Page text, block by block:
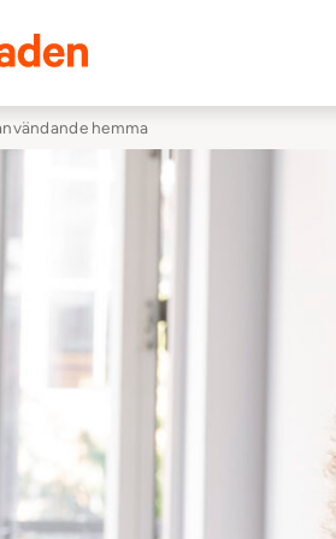
Heimstaden
hemma